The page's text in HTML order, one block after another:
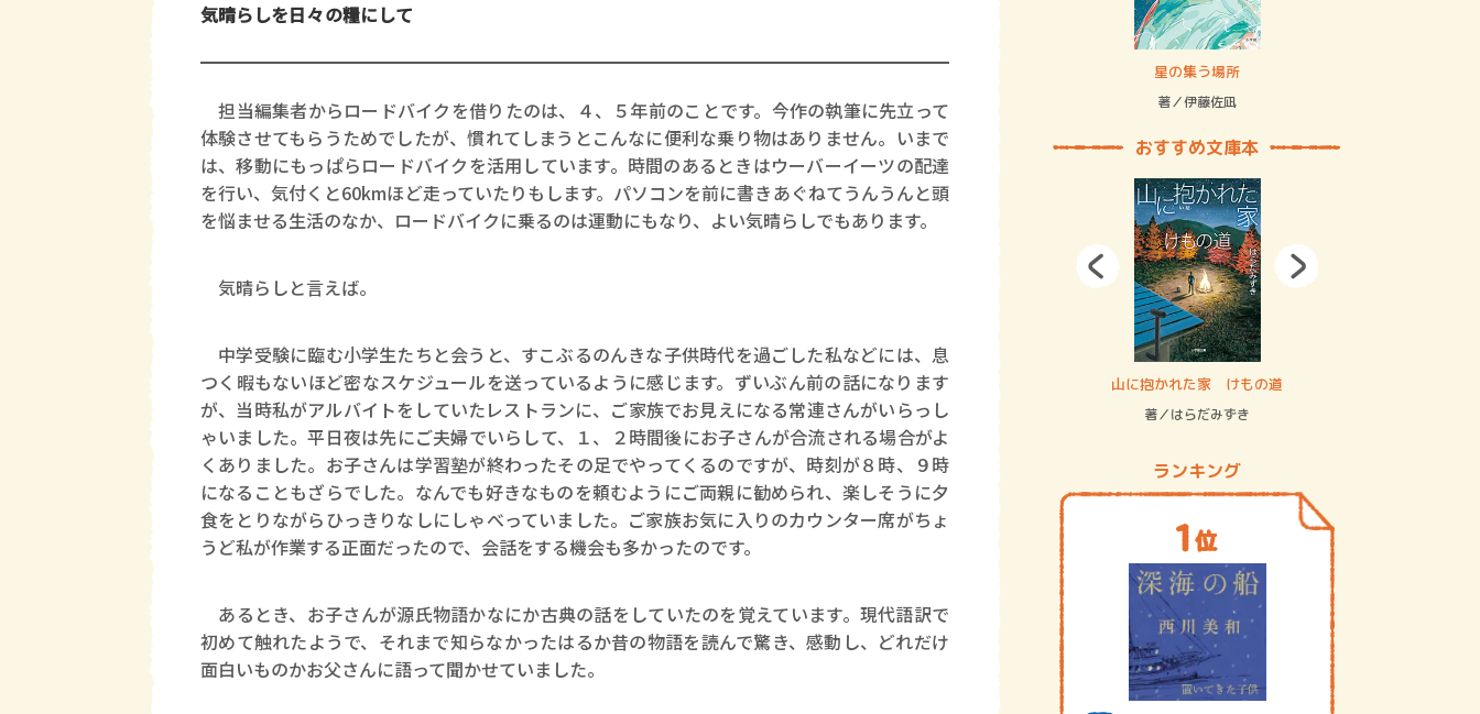
気晴らしを日々の糧にして
担当編集者からロードバイクを借りたのは、４、５年前のことです。今作の執筆に先立って
体験させてもらうためでしたが、慣れてしまうとこんなに便利な乗り物はありません。いまで
は、移動にもっぱらロードバイクを活用しています。時間のあるときはウーバーイーツの配達
を行い、気付くと60kmほど走っていたりもします。パソコンを前に書きあぐねてうんうんと頭
を悩ませる生活のなか、ロードバイクに乗るのは運動にもなり、よい気晴らしでもあります。
気晴らしと言えば。
中学受験に臨む小学生たちと会うと、すこぶるのんきな子供時代を過ごした私などには、息
つく暇もないほど密なスケジュールを送っているように感じます。ずいぶん前の話になります
が、当時私がアルバイトをしていたレストランに、ご家族でお見えになる常連さんがいらっし
ゃいました。平日夜は先にご夫婦でいらして、１、２時間後にお子さんが合流される場合がよ
くありました。お子さんは学習塾が終わったその足でやってくるのですが、時刻が８時、９時
になることもざらでした。なんでも好きなものを頼むようにご両親に勧められ、楽しそうに夕
食をとりながらひっきりなしにしゃべっていました。ご家族お気に入りのカウンター席がちょ
うど私が作業する正面だったので、会話をする機会も多かったのです。
あるとき、お子さんが源氏物語かなにか古典の話をしていたのを覚えています。現代語訳で
初めて触れたようで、それまで知らなかったはるか昔の物語を読んで驚き、感動し、どれだけ
面白いものかお父さんに語って聞かせていました。
著／川瀬七緒
星の集う場所
著／伊藤佐凪
おすすめ文庫本
ロボット・イン・ザ・システム
著／デボラ・イン…
山に抱かれた家 けもの道
著／はらだみずき
ランキング